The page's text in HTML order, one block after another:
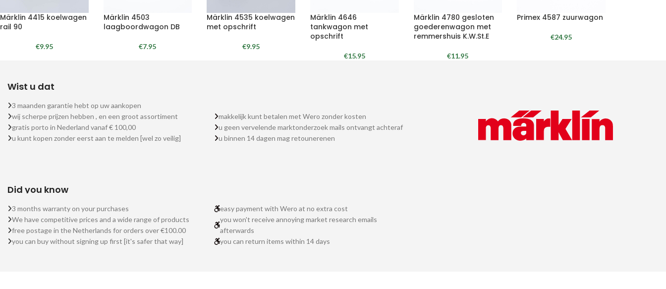
Märklin 4415 koelwagen
rail 90
€9.95
Märklin 4503
laagboordwagon DB
€7.95
Märklin 4535 koelwagen
met opschrift
€9.95
Märklin 4646
tankwagon met
opschrift
€15.95
Märklin 4780 gesloten
goederenwagon met
remmershuis K.W.St.E
€11.95
Primex 4587 zuurwagon
€24.95
Wist u dat
3 maanden garantie hebt op uw aankopen
wij scherpe prijzen hebben , en een groot assortiment
gratis porto in Nederland vanaf € 100,00
u kunt kopen zonder eerst aan te melden [wel zo veilig]
makkelijk kunt betalen met Wero zonder kosten
u geen vervelende marktonderzoek mails ontvangt achteraf
u binnen 14 dagen mag retounerenen
Did you know
3 months warranty on your purchases
We have competitive prices and a wide range of products
free postage in the Netherlands for orders over €100.00
you can buy without signing up first [it's safer that way]
easy payment with Wero at no extra cost
you won't receive annoying market research emails
afterwards
you can return items within 14 days